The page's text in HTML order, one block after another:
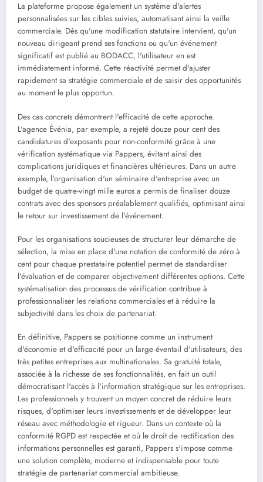
La plateforme propose également un système d'alertes
personnalisées sur les cibles suivies, automatisant ainsi la veille
commerciale. Dès qu'une modification statutaire intervient, qu'un
nouveau dirigeant prend ses fonctions ou qu'un événement
significatif est publié au BODACC, l'utilisateur en est
immédiatement informé. Cette réactivité permet d'ajuster
rapidement sa stratégie commerciale et de saisir des opportunités
au moment le plus opportun.
Des cas concrets démontrent l'efficacité de cette approche.
L'agence Événia, par exemple, a rejeté douze pour cent des
candidatures d'exposants pour non-conformité grâce à une
vérification systématique via Pappers, évitant ainsi des
complications juridiques et financières ultérieures. Dans un autre
exemple, l'organisation d'un séminaire d'entreprise avec un
budget de quatre-vingt mille euros a permis de finaliser douze
contrats avec des sponsors préalablement qualifiés, optimisant ainsi
le retour sur investissement de l'événement.
Pour les organisations soucieuses de structurer leur démarche de
sélection, la mise en place d'une notation de conformité de zéro à
cent pour chaque prestataire potentiel permet de standardiser
l'évaluation et de comparer objectivement différentes options. Cette
systématisation des processus de vérification contribue à
professionnaliser les relations commerciales et à réduire la
subjectivité dans les choix de partenariat.
En définitive, Pappers se positionne comme un instrument
d'économie et d'efficacité pour un large éventail d'utilisateurs, des
très petites entreprises aux multinationales. Sa gratuité totale,
associée à la richesse de ses fonctionnalités, en fait un outil
démocratisant l'accès à l'information stratégique sur les entreprises.
Les professionnels y trouvent un moyen concret de réduire leurs
risques, d'optimiser leurs investissements et de développer leur
réseau avec méthodologie et rigueur. Dans un contexte où la
conformité RGPD est respectée et où le droit de rectification des
informations personnelles est garanti, Pappers s'impose comme
une solution complète, moderne et indispensable pour toute
stratégie de partenariat commercial ambitieuse.